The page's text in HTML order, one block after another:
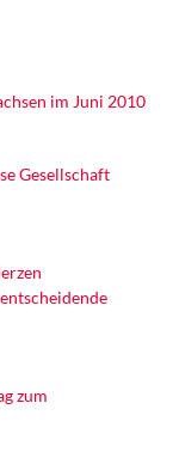
im Juni 2010
Gesellschaft
zum